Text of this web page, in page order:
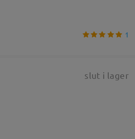
1
slut i lager